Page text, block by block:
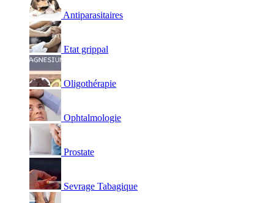
Antiparasitaires
Etat grippal
Oligothérapie
Ophtalmologie
Prostate
Sevrage Tabagique